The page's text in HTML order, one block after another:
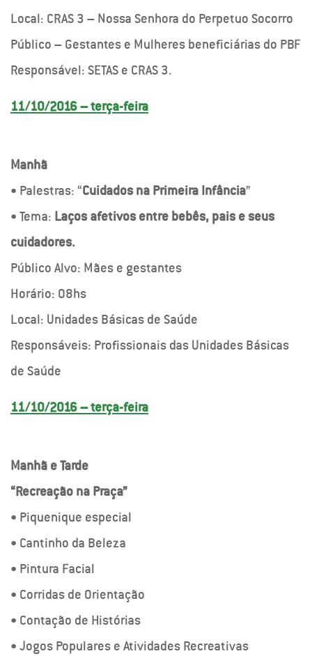
Local: CRAS 3 – Nossa Senhora do Perpetuo Socorro
Público – Gestantes e Mulheres beneficiárias do PBF
Responsável: SETAS e CRAS 3.
11/10/2016 – terça-feira
Manhã
• Palestras: “Cuidados na Primeira Infância”
• Tema: Laços afetivos entre bebês, pais e seus
cuidadores.
Público Alvo: Mães e gestantes
Horário: 08hs
Local: Unidades Básicas de Saúde
Responsáveis: Profissionais das Unidades Básicas
de Saúde
11/10/2016 – terça-feira
Manhã e Tarde
“Recreação na Praça”
• Piquenique especial
• Cantinho da Beleza
• Pintura Facial
• Corridas de Orientação
• Contação de Histórias
• Jogos Populares e Atividades Recreativas